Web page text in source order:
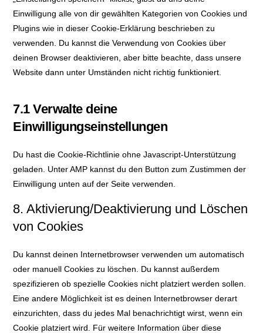
Einwilligung alle von dir gewählten Kategorien von Cookies und
Plugins wie in dieser Cookie-Erklärung beschrieben zu
verwenden. Du kannst die Verwendung von Cookies über
deinen Browser deaktivieren, aber bitte beachte, dass unsere
Website dann unter Umständen nicht richtig funktioniert.
7.1 Verwalte deine
Einwilligungseinstellungen
Du hast die Cookie-Richtlinie ohne Javascript-Unterstützung
geladen. Unter AMP kannst du den Button zum Zustimmen der
Einwilligung unten auf der Seite verwenden.
8. Aktivierung/Deaktivierung und Löschen
von Cookies
Du kannst deinen Internetbrowser verwenden um automatisch
oder manuell Cookies zu löschen. Du kannst außerdem
spezifizieren ob spezielle Cookies nicht platziert werden sollen.
Eine andere Möglichkeit ist es deinen Internetbrowser derart
einzurichten, dass du jedes Mal benachrichtigt wirst, wenn ein
Cookie platziert wird. Für weitere Information über diese